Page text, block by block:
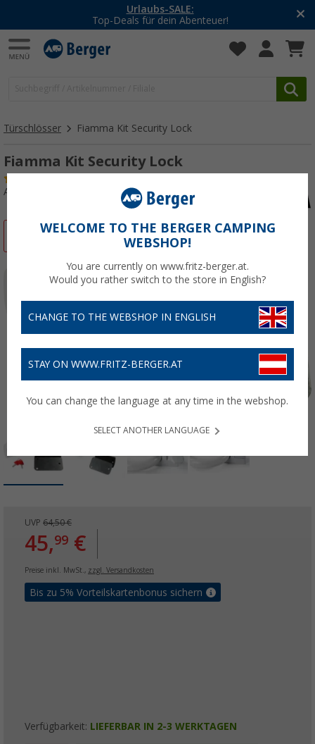
Urlaubs-SALE:
Top-Deals für dein Abenteuer!
Türschlösser Fiamma Kit Security Lock
Fiamma Kit Security Lock
Art.-Nr.: 102820
UVP 64,50 €
45,99 €
Preise inkl. MwSt., zzgl. Versandkosten
Bis zu 5% Vorteilskartenbonus sichern
Verfügbarkeit: LIEFERBAR IN 2-3 WERKTAGEN
WELCOME TO THE BERGER CAMPING
WEBSHOP!
You are currently on www.fritz-berger.at.
Would you rather switch to the store in English?
CHANGE TO THE WEBSHOP IN ENGLISH
STAY ON WWW.FRITZ-BERGER.AT
You can change the language at any time in the webshop.
SELECT ANOTHER LANGUAGE